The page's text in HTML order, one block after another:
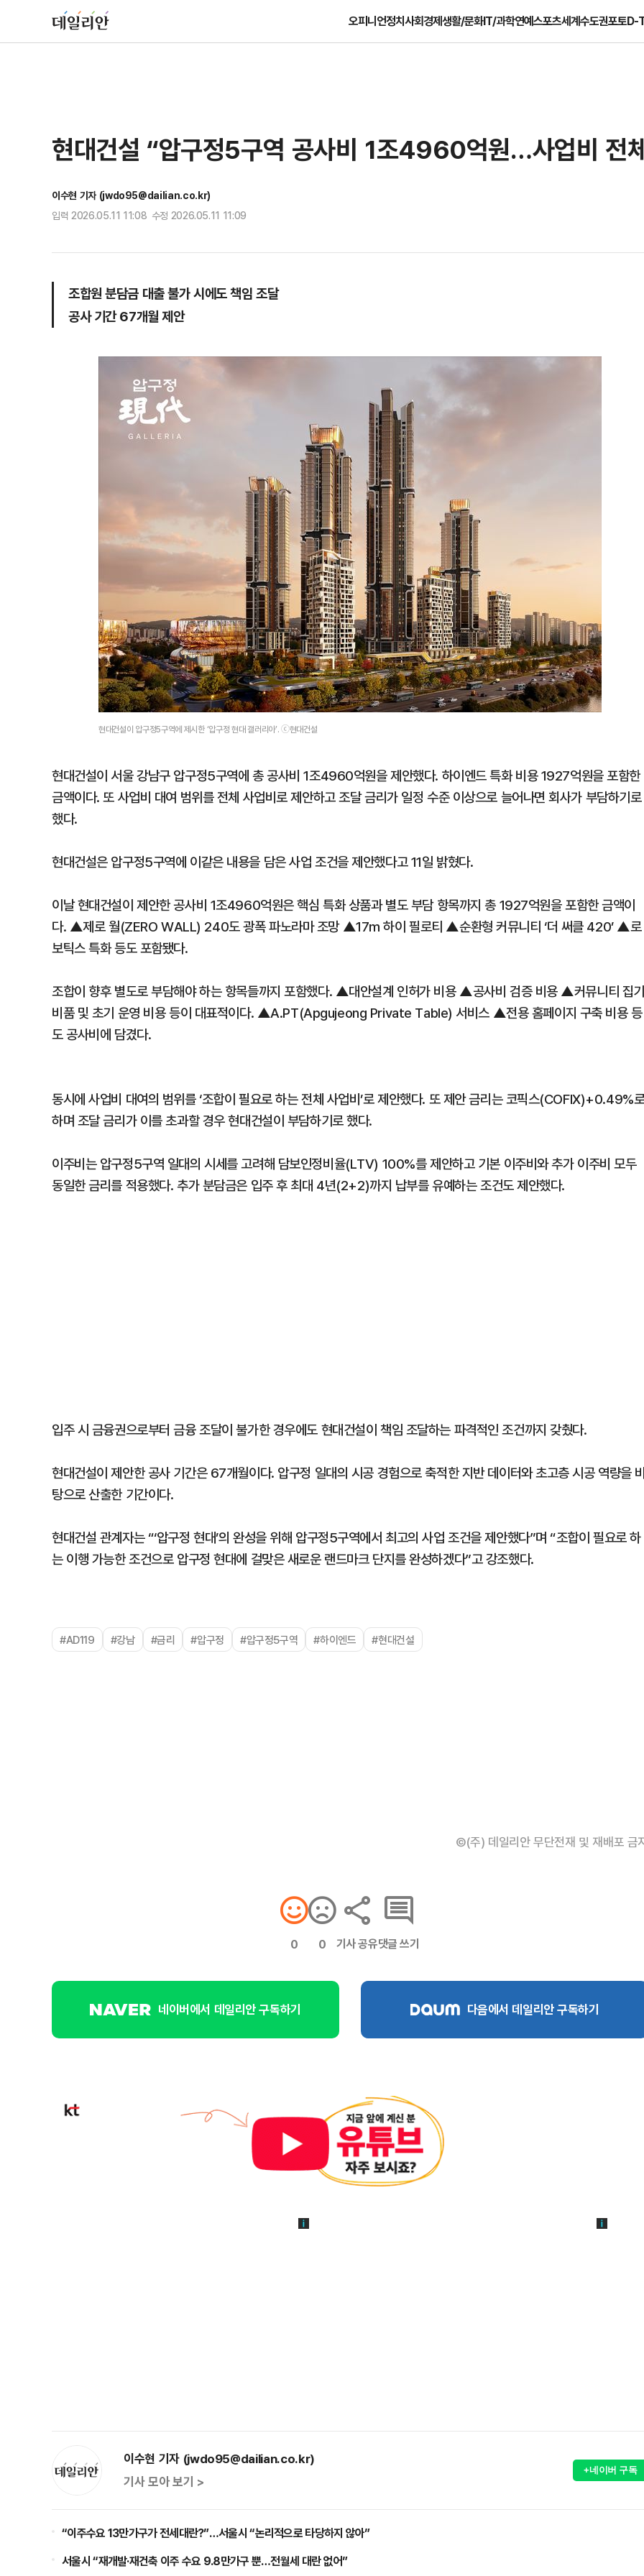
오피니언정치사회경제생활/문화IT/과학연예스포츠세계수도권포토D-
현대건설 “압구정5구역 공사비 1조4960억원…사업비 전
이수현 기자 (jwdo95@dailian.co.kr)
입력 2026.05.11 11:08 수정 2026.05.11 11:09
조합원 분담금 대출 불가 시에도 책임 조달
공사 기간 67개월 제안
현대건설이 압구정5구역에 제시한 ‘압구정 현대 갤러리아’. ⓒ현대건설
현대건설이 서울 강남구 압구정5구역에 총 공사비 1조4960억원을 제안했다. 하이엔드 특화 비용 1927억원을 포함한
금액이다. 또 사업비 대여 범위를 전체 사업비로 제안하고 조달 금리가 일정 수준 이상으로 늘어나면 회사가 부담하기로
했다.
현대건설은 압구정5구역에 이같은 내용을 담은 사업 조건을 제안했다고 11일 밝혔다.
이날 현대건설이 제안한 공사비 1조4960억원은 핵심 특화 상품과 별도 부담 항목까지 총 1927억원을 포함한 금액이
다. ▲제로 월(ZERO WALL) 240도 광폭 파노라마 조망 ▲17m 하이 필로티 ▲순환형 커뮤니티 ‘더 써클 420’ ▲로
보틱스 특화 등도 포함됐다.
조합이 향후 별도로 부담해야 하는 항목들까지 포함했다. ▲대안설계 인허가 비용 ▲공사비 검증 비용 ▲커뮤니티 집
비품 및 초기 운영 비용 등이 대표적이다. ▲A.PT(Apgujeong Private Table) 서비스 ▲전용 홈페이지 구축 비용 등
도 공사비에 담겼다.
동시에 사업비 대여의 범위를 ‘조합이 필요로 하는 전체 사업비’로 제안했다. 또 제안 금리는 코픽스(COFIX)+0.49%
하며 조달 금리가 이를 초과할 경우 현대건설이 부담하기로 했다.
이주비는 압구정5구역 일대의 시세를 고려해 담보인정비율(LTV) 100%를 제안하고 기본 이주비와 추가 이주비 모두
동일한 금리를 적용했다. 추가 분담금은 입주 후 최대 4년(2+2)까지 납부를 유예하는 조건도 제안했다.
입주 시 금융권으로부터 금융 조달이 불가한 경우에도 현대건설이 책임 조달하는 파격적인 조건까지 갖췄다.
현대건설이 제안한 공사 기간은 67개월이다. 압구정 일대의 시공 경험으로 축적한 지반 데이터와 초고층 시공 역량을
탕으로 산출한 기간이다.
현대건설 관계자는 “‘압구정 현대’의 완성을 위해 압구정5구역에서 최고의 사업 조건을 제안했다”며 “조합이 필요로 하
는 이행 가능한 조건으로 압구정 현대에 걸맞은 새로운 랜드마크 단지를 완성하겠다”고 강조했다.
#AD119 #강남 #금리 #압구정 #압구정5구역 #하이엔드 #현대건설
©(주) 데일리안 무단전재 및 재배포 금
0 0 기사 공유댓글 쓰기
네이버에서 데일리안 구독하기 다음에서 데일리안 구독하기
이수현 기자 (jwdo95@dailian.co.kr)
기사 모아 보기 >
+네이버 구독
“이주수요 13만가구가 전세대란?”…서울시 “논리적으로 타당하지 않아”
서울시 “재개발·재건축 이주 수요 9.8만가구 뿐…전월세 대란 없어”